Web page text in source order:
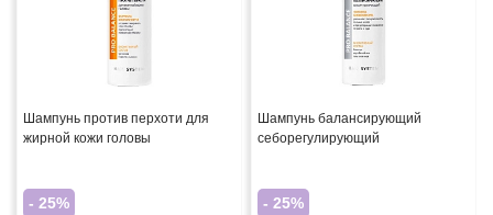
Шампунь против перхоти для
жирной кожи головы
- 25%
Шампунь балансирующий
себорегулирующий
- 25%